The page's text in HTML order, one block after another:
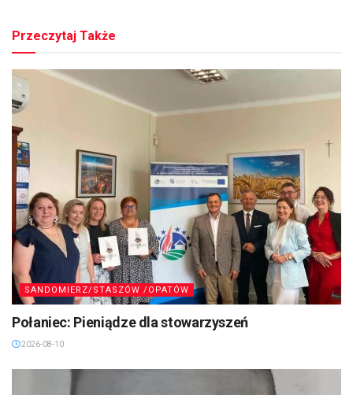
Przeczytaj Także
SANDOMIERZ/STASZÓW /OPATÓW
Połaniec: Pieniądze dla stowarzyszeń
2026-08-10